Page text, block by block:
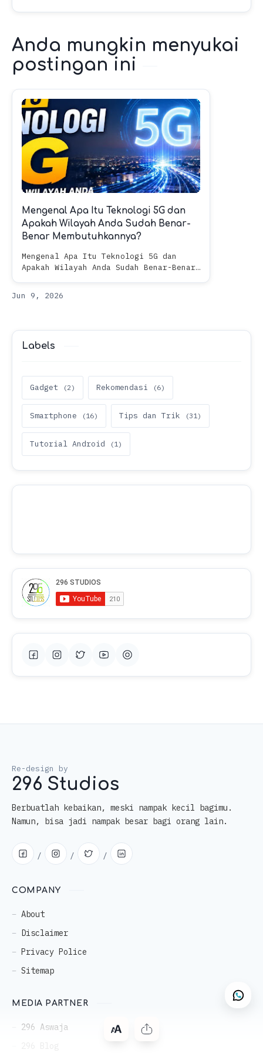
Anda mungkin menyukai
postingan ini
Mengenal Apa Itu Teknologi 5G dan
Apakah Wilayah Anda Sudah Benar-
Benar Membutuhkannya?
Mengenal Apa Itu Teknologi 5G dan
Apakah Wilayah Anda Sudah Benar-Benar
game online, tiba-tiba videonya bu…
Labels
Gadget Rekomendasi
Smartphone Tips dan Trik
Tutorial Android
296 Studios
Berbuatlah kebaikan, meski nampak kecil bagimu.
Namun, bisa jadi nampak besar bagi orang lain.
COMPANY
About
Disclaimer
Privacy Police
Sitemap
MEDIA PARTNER
296 Aswaja